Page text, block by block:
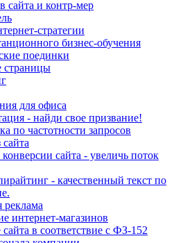
сайта и контр-мер
стратегии
бизнес-обучения
поединки
страницы
для офиса
- найди свое призвание!
по частотности запросов
сайта - увеличь поток
- качественный текст по
реклама
интернет-магазинов
в соответствие с ФЗ-152